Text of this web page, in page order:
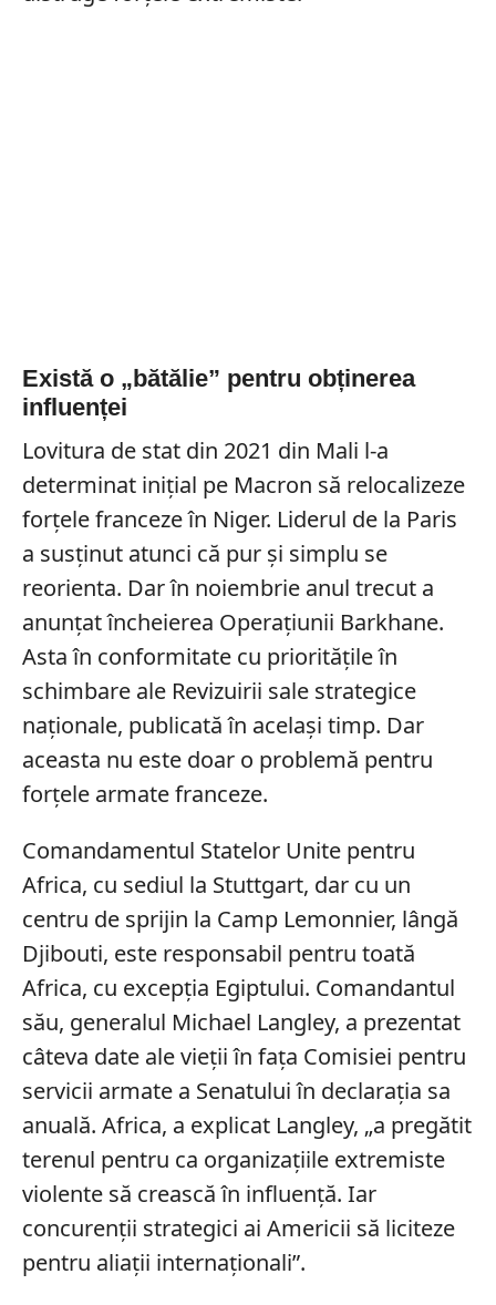
Există o „bătălie” pentru obținerea
influenței
Lovitura de stat din 2021 din Mali l-a
determinat inițial pe Macron să relocalizeze
forțele franceze în Niger. Liderul de la Paris
a susținut atunci că pur și simplu se
reorienta. Dar în noiembrie anul trecut a
anunțat încheierea Operațiunii Barkhane.
Asta în conformitate cu prioritățile în
schimbare ale Revizuirii sale strategice
naționale, publicată în același timp. Dar
aceasta nu este doar o problemă pentru
forțele armate franceze.
Comandamentul Statelor Unite pentru
Africa, cu sediul la Stuttgart, dar cu un
centru de sprijin la Camp Lemonnier, lângă
Djibouti, este responsabil pentru toată
Africa, cu excepția Egiptului. Comandantul
său, generalul Michael Langley, a prezentat
câteva date ale vieții în fața Comisiei pentru
servicii armate a Senatului în declarația sa
anuală. Africa, a explicat Langley, „a pregătit
terenul pentru ca organizațiile extremiste
violente să crească în influență. Iar
concurenții strategici ai Americii să liciteze
pentru aliații internaționali”.